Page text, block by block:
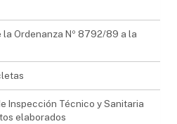
Ordenanza Nº 8792/89 a la
Inspección Técnico y Sanitaria
elaborados